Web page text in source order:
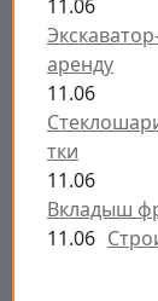
11.06
аренду
11.06
тки
11.06
Вкладыш
11.06